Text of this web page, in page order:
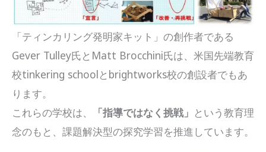
「ティンカリング発明家キット」の創作者である
Gever Tulley氏とMatt Brocchini氏は、米国先端教育
校tinkering schoolとbrightworks校の創設者でもあ
ります。
これらの学校は、
「指導ではなく挑戦」 という教育理
念のもと、課題解決型の探究学習を推進しています。